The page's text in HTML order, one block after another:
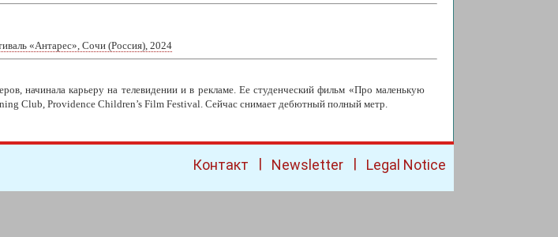
«Антарес», Сочи (Россия), 2024
начинала карьеру на телевидении и в рекламе. Ее студенческий фильм «Про маленькую
Club, Providence Children’s Film Festival. Сейчас снимает дебютный полный метр.
Контакт | Newsletter | Legal Notice